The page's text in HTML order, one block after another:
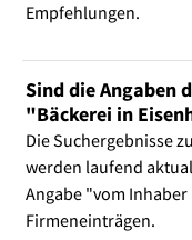
Empfehlungen.
Sind die Angaben
"Bäckerei in
Die Suchergebnisse
werden laufend
Angabe "vom
Firmeneinträgen.